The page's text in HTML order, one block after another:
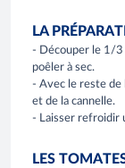
LA
- Découper le 1/3
poêler à sec.
- Avec le reste de
et de la cannelle.
- Laisser refroidir
LES